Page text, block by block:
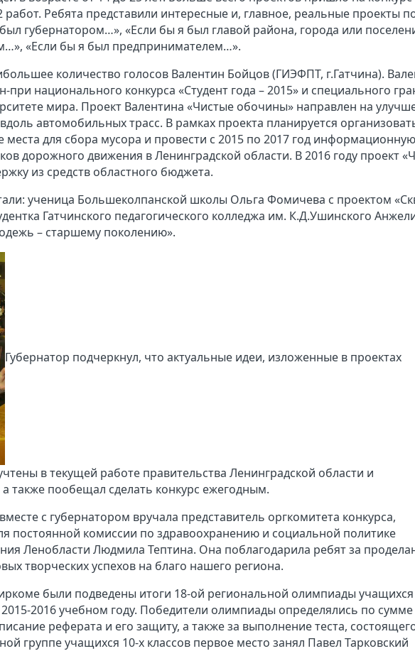
работ. Ребята представили интересные и, главное, реальные проекты
губернатором…», «Если бы я был главой района, города или
«Если бы я был предпринимателем…».
количество голосов Валентин Бойцов (ГИЭФПТ, г.Гатчина).
при национального конкурса «Студент года – 2015» и специального
мира. Проект Валентина «Чистые обочины» направлен на
автомобильных трасс. В рамках проекта планируется
места для сбора мусора и провести с 2015 по 2017 год информационную
дорожного движения в Ленинградской области. В 2016 году проект
из средств областного бюджета.
ученица Большеколпанской школы Ольга Фомичева с проектом
Гатчинского педагогического колледжа им. К.Д.Ушинского
– старшему поколению».
Губернатор подчеркнул, что актуальные идеи, изложенные в проектах
в текущей работе правительства Ленинградской области и
также пообещал сделать конкурс ежегодным.
с губернатором вручала представитель оргкомитета конкурса,
постоянной комиссии по здравоохранению и социальной политике
Ленобласти Людмила Тептина. Она поблагодарила ребят за
творческих успехов на благо нашего региона.
были подведены итоги 18-ой региональной олимпиады
2016 учебном году. Победители олимпиады определялись по сумме
реферата и его защиту, а также за выполнение теста,
группе учащихся 10-х классов первое место занял Павел Тарковский